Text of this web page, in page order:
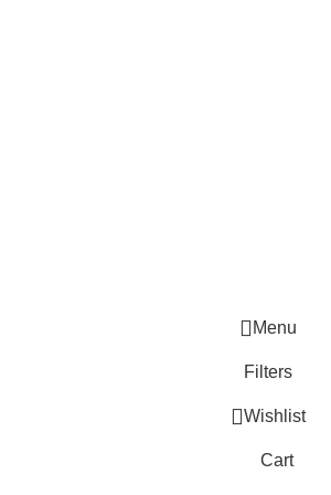
Menu
Filters
Wishlist
Cart